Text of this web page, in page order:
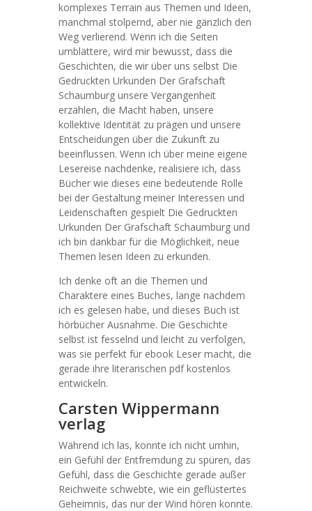
komplexes Terrain aus Themen und Ideen,
manchmal stolpernd, aber nie gänzlich den
Weg verlierend. Wenn ich die Seiten
umblättere, wird mir bewusst, dass die
Geschichten, die wir über uns selbst Die
Gedruckten Urkunden Der Grafschaft
Schaumburg unsere Vergangenheit
erzählen, die Macht haben, unsere
kollektive Identität zu prägen und unsere
Entscheidungen über die Zukunft zu
beeinflussen. Wenn ich über meine eigene
Lesereise nachdenke, realisiere ich, dass
Bücher wie dieses eine bedeutende Rolle
bei der Gestaltung meiner Interessen und
Leidenschaften gespielt Die Gedruckten
Urkunden Der Grafschaft Schaumburg und
ich bin dankbar für die Möglichkeit, neue
Themen lesen Ideen zu erkunden.
Ich denke oft an die Themen und
Charaktere eines Buches, lange nachdem
ich es gelesen habe, und dieses Buch ist
hörbücher Ausnahme. Die Geschichte
selbst ist fesselnd und leicht zu verfolgen,
was sie perfekt für ebook Leser macht, die
gerade ihre literarischen pdf kostenlos
entwickeln.
Carsten Wippermann
verlag
Während ich las, konnte ich nicht umhin,
ein Gefühl der Entfremdung zu spüren, das
Gefühl, dass die Geschichte gerade außer
Reichweite schwebte, wie ein geflüstertes
Geheimnis, das nur der Wind hören konnte.